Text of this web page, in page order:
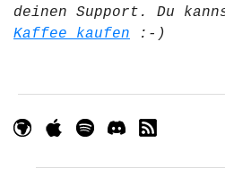
deinen Support. Du
Kaffee kaufen :-)